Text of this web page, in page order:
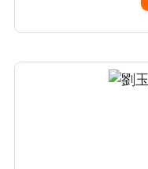
查委員訓練資歷。